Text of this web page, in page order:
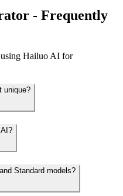
- Frequently
Hailuo AI for
unique?
Standard models?